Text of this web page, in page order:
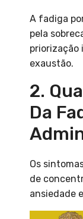
A fadiga
pela
priorização
exaustão.
2.
Da
Os
de
ansiedade